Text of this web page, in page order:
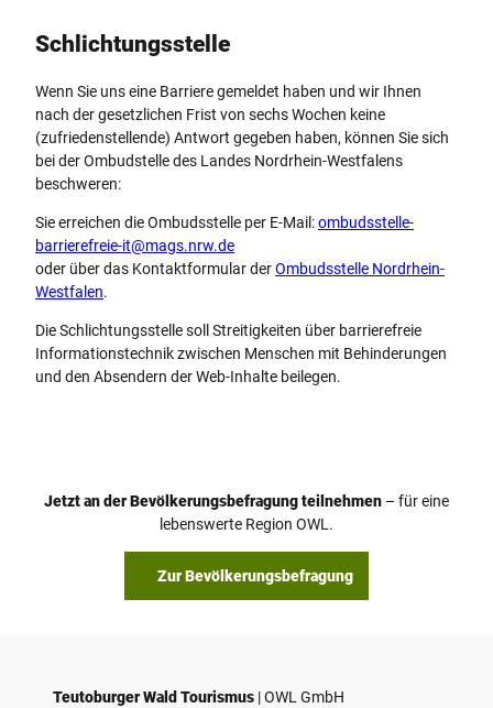
Schlichtungsstelle
Wenn Sie uns eine Barriere gemeldet haben und wir Ihnen
nach der gesetzlichen Frist von sechs Wochen keine
(zufriedenstellende) Antwort gegeben haben, können Sie sich
bei der Ombudstelle des Landes Nordrhein-Westfalens
beschweren:
Sie erreichen die Ombudsstelle per E-Mail:ombudsstelle-
barrierefreie-it@mags.nrw.de
oder über das Kontaktformular derOmbudsstelle Nordrhein-
Westfalen.
Die Schlichtungsstelle soll Streitigkeiten über barrierefreie
Informationstechnik zwischen Menschen mit Behinderungen
und den Absendern der Web-Inhalte beilegen.
Jetzt an der Bevölkerungsbefragung teilnehmen– für eine
lebenswerte Region OWL.
Zur Bevölkerungsbefragung
Teutoburger Wald Tourismus | ­OWL GmbH